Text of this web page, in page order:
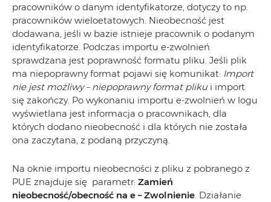
pracowników o danym identyfikatorze, dotyczy to np.
pracowników wieloetatowych. Nieobecność jest
dodawana, jeśli w bazie istnieje pracownik o podanym
identyfikatorze. Podczas importu e-zwolnień
sprawdzana jest poprawność formatu pliku. Jeśli plik
ma niepoprawny format pojawi się komunikat: Import
nie jest możliwy – niepoprawny format pliku i import
się zakończy. Po wykonaniu importu e-zwolnień w logu
wyświetlana jest informacja o pracownikach, dla
których dodano nieobecność i dla których nie została
ona zaczytana, z podaną przyczyną.
Na oknie importu nieobecności z pliku z pobranego z
PUE znajduje się parametr: Zamień
nieobecność/obecność na e – Zwolnienie. Działanie